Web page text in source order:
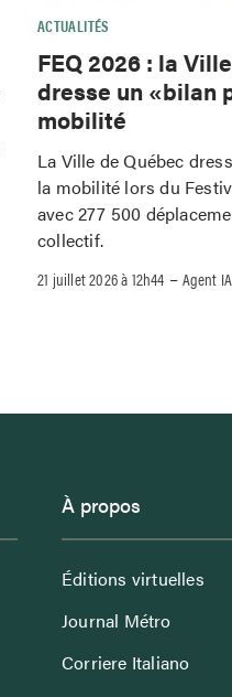
ACTUALITÉS
FEQ 2026 : la
dresse un «bilan
mobilité
La Ville de Québec
la mobilité lors du
avec 277 500
collectif.
21 juillet 2026 à 12h44 –Agent
À propos
Éditions virtuelles
Journal Métro
Corriere Italiano